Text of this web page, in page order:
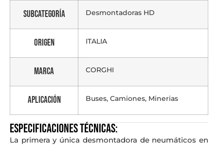
Subcategoría Desmontadoras HD
Origen ITALIA
Marca CORGHI
Aplicación Buses, Camiones, Minerias
Especificaciones técnicas:
La primera y única desmontadora de neumáticos en